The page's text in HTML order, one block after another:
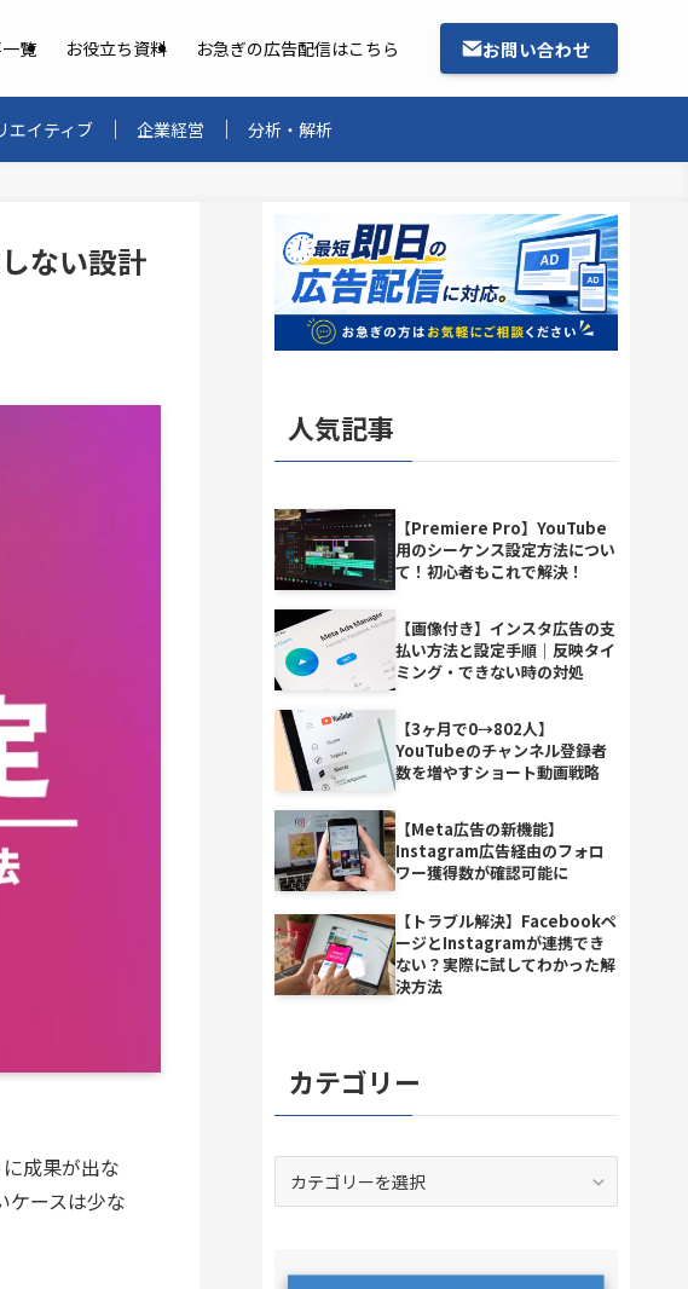
覧 お役立ち資料 お急ぎの広告配信はこちら お問い合わせ
エイティブ 企業経営 分析・解析
ない設計
成果が出な
ケースは少な
人気記事
【Premiere Pro】YouTube
用のシーケンス設定方法につい
て！初心者もこれで解決！
【画像付き】インスタ広告の支
払い方法と設定手順｜反映タイ
ミング・できない時の対処
【3ヶ月で0→802人】
YouTubeのチャンネル登録者
数を増やすショート動画戦略
【Meta広告の新機能】
Instagram広告経由のフォロ
ワー獲得数が確認可能に
【トラブル解決】Facebookペ
ージとInstagramが連携でき
ない？実際に試してわかった解
決方法
カテゴリー
ー